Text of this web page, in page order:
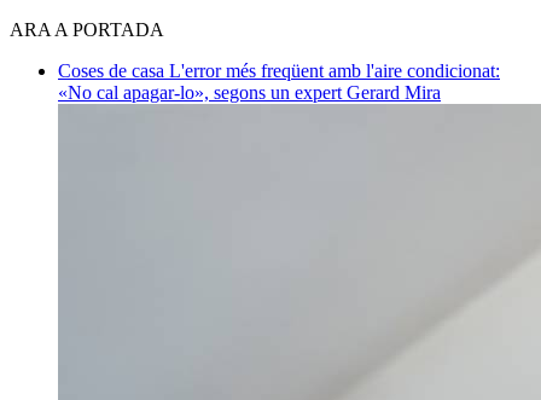
ARA A PORTADA
Coses de casa L'error més freqüent amb l'aire condicionat:
«No cal apagar-lo», segons un expert Gerard Mira